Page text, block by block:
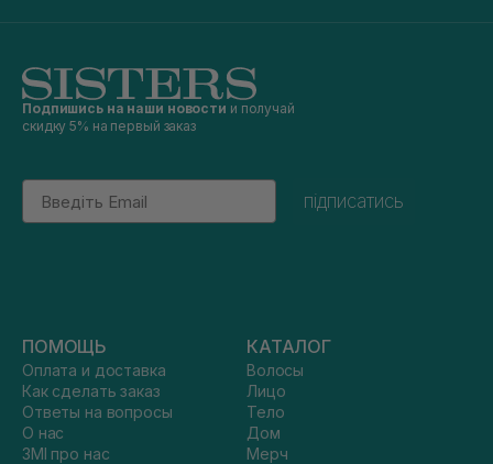
Подпишись на наши новости и получай
скидку 5% на первый заказ
Email
підписатись
ПОМОЩЬ
Оплата и доставка
Как сделать заказ
Ответы на вопросы
О нас
ЗМІ про нас
КАТАЛОГ
Волосы
Лицо
Тело
Дом
Мерч